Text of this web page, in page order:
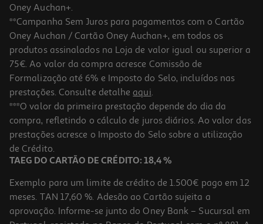
-55%
4.0
Aditivo Tira-Nódoas Vanish Spray Pink + White 2 X 750 Ml
5.09 €/Lt
Price reduced from
16,99 €to
7,64 €
Promoção
Oney Auchan+.
**Campanha Sem Juros para pagamentos com o Cartão
Oney Auchan / Cartão Oney Auchan+, em todos os
produtos assinalados na Loja de valor igual ou superior a
75€. Ao valor da compra acresce Comissão de
Formalização até 6% e Imposto do Selo, incluídos nas
prestações. Consulte detalhe aqui.
***O valor da primeira prestação depende do dia da
compra, refletindo o cálculo de juros diários. Ao valor das
prestações acresce o Imposto do Selo sobre a utilização
de Crédito.
TAEG DO CARTÃO DE CRÉDITO: 18,4 %
Exemplo para um limite de crédito de 1.500€ pago em 12
meses. TAN 17,60 %. Adesão ao Cartão sujeita a
aprovação. Informe-se junto do Oney Bank – Sucursal em